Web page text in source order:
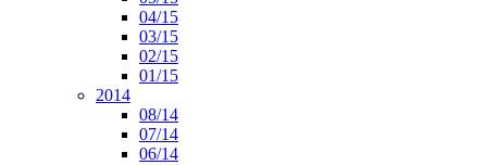
04/15
03/15
02/15
01/15
2014
08/14
07/14
06/14